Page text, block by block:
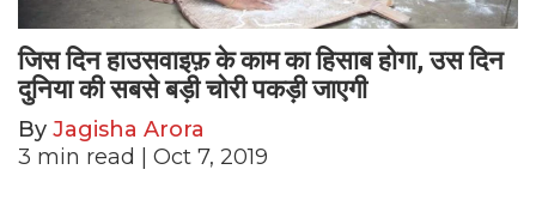
जिस दिन हाउसवाइफ़ के काम का हिसाब होगा, उस दिन
दुनिया की सबसे बड़ी चोरी पकड़ी जाएगी
By Jagisha Arora
3 min read | Oct 7, 2019